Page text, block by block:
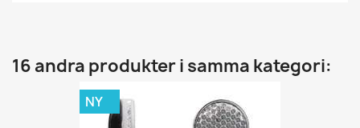
16 andra produkter i samma kategori:
NY